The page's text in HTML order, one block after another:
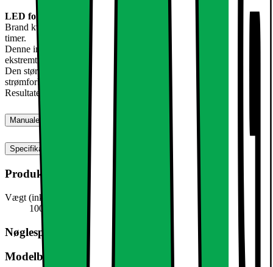
LED forsænket lys - Loftslampe - lampe - justerbar - varm hvid
Brand kvalitet med høj effekt lysdioder til en levetid på op til 10.000
timer.
Denne indbyggede spotlights generere meget skarpt lys med et
ekstremt lavt strømforbrug.
Den største fordel af disse LED lys er designet til at reducere
strømforbruget omkostninger!
Resultatet er et overraskende stort energibesparelser på op til 90%
Manualer, downloads, garanti og support
Specifikationer
Produktmål
Vægt (inkl. emballage)
100,0 g
Nøglespecifikation
Modelbeskrivelse